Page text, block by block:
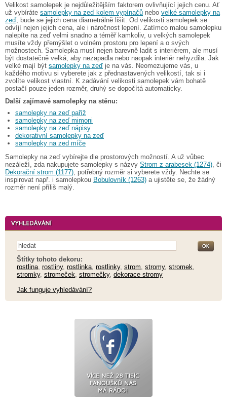
Velikost samolepek je nejdůležitějším faktorem ovlivňující jejich cenu. Ať
už vybíráte samolepky na zeď kolem vypínačů nebo velké samolepky na
zeď, bude se jejich cena diametrálně lišit. Od velikosti samolepek se
odvíjí nejen jejich cena, ale i náročnost lepení. Zatímco malou samolepku
nalepíte na zeď velmi snadno a téměř kamkoliv, u velkých samolepek
musíte vždy přemýšlet o volném prostoru pro lepení a o svých
možnostech. Samolepka musí nejen barevně ladit s interiérem, ale musí
být dostatečně velká, aby nezapadla nebo naopak interiér nehyzdila. Jak
velké mají být samolepky na zeďje na vás. Neomezujeme vás, u
každého motivu si vyberete jak z přednastavených velikostí, tak si i
zvolíte velikost vlastní. K zadávání velikosti samolepek vám bohatě
postačí pouze jeden rozměr, druhý se dopočítá automaticky.
Další zajímavé samolepky na stěnu:
samolepky na zeď paříž
samolepky na zeď mimoni
samolepky na zeď nápisy
dekorativní samolepky na zeď
samolepky na zed míče
Samolepky na zeď vybírejte dle prostorových možností. A už vůbec
nezáleží, zda nakupujete samolepky s názvy Strom z arabesek (1274) , či
Dekorační strom (1177) , potřebný rozměr si vyberete vždy. Nechte se
inspirovat např. i samolepkou Bobulovník (1263) a ujistěte se, že žádný
rozměr není příliš malý.
Štítky tohoto dekoru:
rostlina rostliny, rostlinka rostlinky, strom stromy, stromek
stromky, stromeček stromečky, dekorace stromy
Jak funguje vyhledávání?